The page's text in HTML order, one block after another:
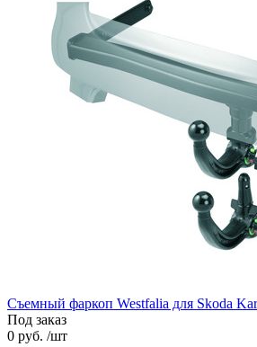
Съемный фаркоп Westfalia для Skoda
Под заказ
0 руб. /шт